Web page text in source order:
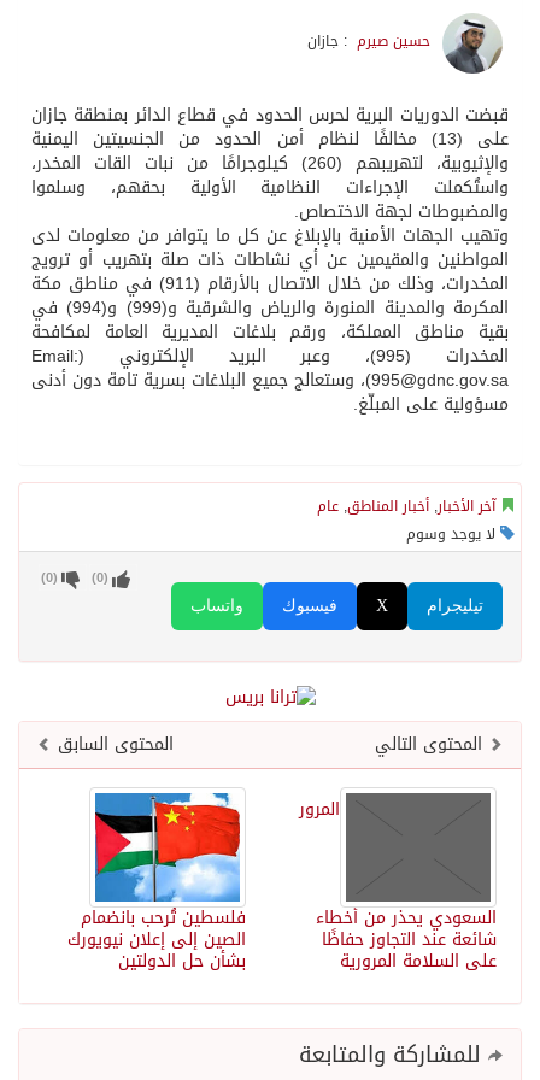
حسين صيرم : جازان
قبضت الدوريات البرية لحرس الحدود في قطاع الدائر بمنطقة جازان
على (13) مخالفًا لنظام أمن الحدود من الجنسيتين اليمنية
والإثيوبية، لتهريبهم (260) كيلوجرامًا من نبات القات المخدر،
واستُكملت الإجراءات النظامية الأولية بحقهم، وسلموا
والمضبوطات لجهة الاختصاص.
‏‎وتهيب الجهات الأمنية بالإبلاغ عن كل ما يتوافر من معلومات لدى
المواطنين والمقيمين عن أي نشاطات ذات صلة بتهريب أو ترويج
المخدرات، وذلك من خلال الاتصال بالأرقام (911) في مناطق مكة
المكرمة والمدينة المنورة والرياض والشرقية و(999) و(994) في
بقية مناطق المملكة، ورقم بلاغات المديرية العامة لمكافحة
المخدرات (995)، وعبر البريد الإلكتروني (Email:
995@gdnc.gov.sa)، وستعالج جميع البلاغات بسرية تامة دون أدنى
مسؤولية على المبلّغ.
آخر الأخبار, أخبار المناطق, عام
لا يوجد وسوم
واتساب فيسبوك X تيليجرام
(
0
) (
0
)
المحتوى السابق المحتوى التالي
فلسطين تُرحب بانضمام
الصين إلى إعلان نيويورك
بشأن حل الدولتين
المرور
السعودي يحذر من أخطاء
شائعة عند التجاوز حفاظًا
على السلامة المرورية
للمشاركة والمتابعة